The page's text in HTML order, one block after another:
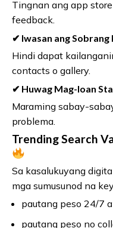
Tingnan ang app
feedback.
✔ Iwasan ang Sobrang
Hindi dapat
contacts o gallery.
✔ Huwag Mag-loan
Maraming sabay-
problema.
Trending Search
Sa kasalukuyang
mga sumusunod na
pautang peso 24/7
pautang peso no